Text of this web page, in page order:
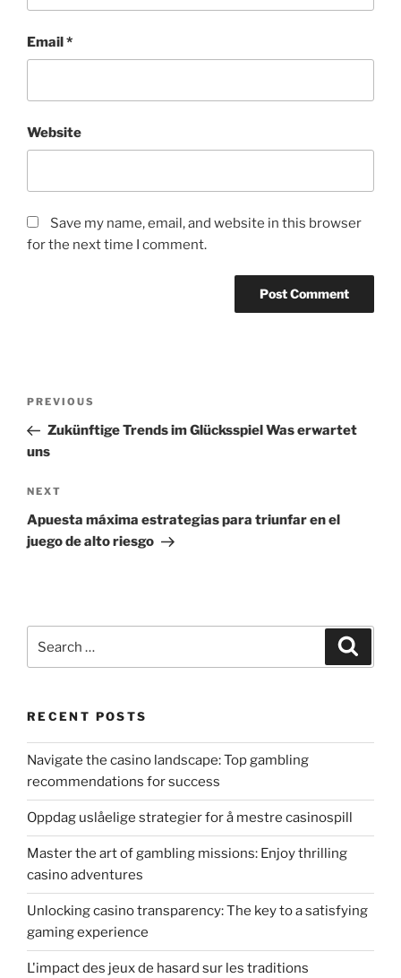
Email*
Website
Save my name, email, and website in this browser
for the next time I comment.
Previous
Post
PREVIOUS
Zukünftige Trends im Glücksspiel Was erwartet
uns
Next
Post
NEXT
Apuesta máxima estrategias para triunfar en el
juego de alto riesgo
RECENT POSTS
Navigate the casino landscape: Top gambling
recommendations for success
Oppdag uslåelige strategier for å mestre casinospill
Master the art of gambling missions: Enjoy thrilling
casino adventures
Unlocking casino transparency: The key to a satisfying
gaming experience
L'impact des jeux de hasard sur les traditions